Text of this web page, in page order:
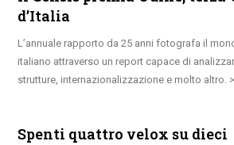
d’Italia
L’annuale rapporto da 25 anni fotografa il
italiano attraverso un report capace di
strutture, internazionalizzazione e molto altro.
Spenti quattro velox su dieci